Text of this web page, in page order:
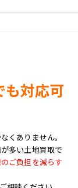
も対応可
くありません。
多い土地買取で
ご負担を減らす